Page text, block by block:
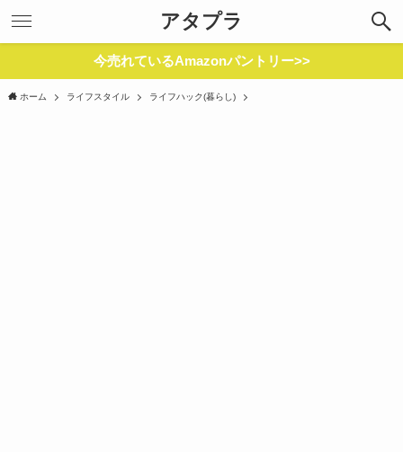
アタプラ
今売れているAmazonパントリー>>
ホーム ライフスタイル ライフハック(暮らし)